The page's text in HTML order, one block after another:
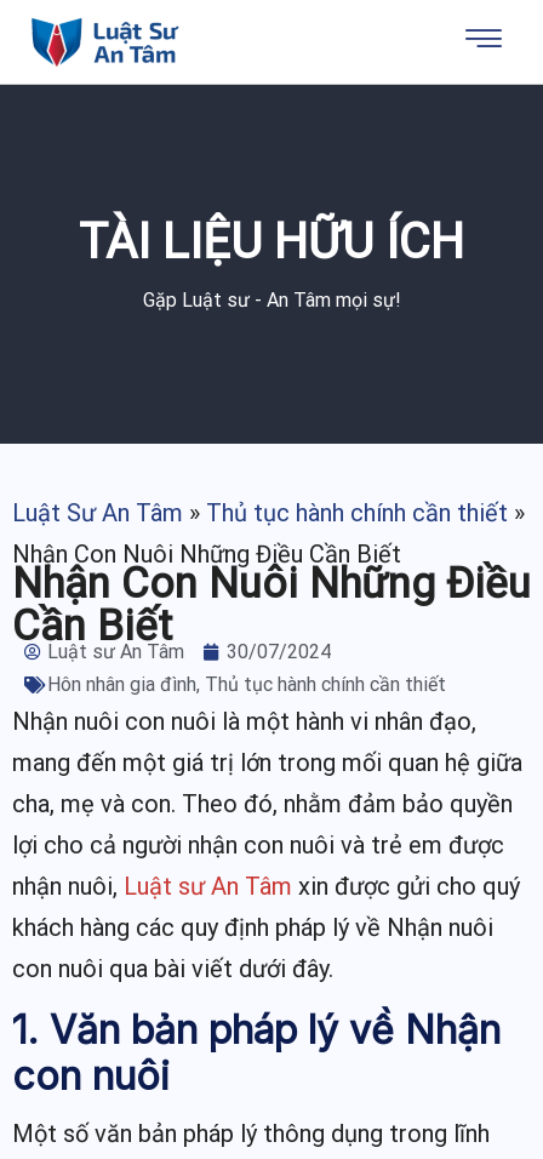
TÀI LIỆU HỮU ÍCH
Gặp Luật sư - An Tâm mọi sự!
Luật Sư An Tâm » Thủ tục hành chính cần thiết »
Nhận Con Nuôi Những Điều Cần Biết
Nhận Con Nuôi Những Điều
Cần Biết
Luật sư An Tâm
30/07/2024
Hôn nhân gia đình, Thủ tục hành chính cần thiết
Nhận nuôi con nuôi là một hành vi nhân đạo,
mang đến một giá trị lớn trong mối quan hệ giữa
cha, mẹ và con. Theo đó, nhằm đảm bảo quyền
lợi cho cả người nhận con nuôi và trẻ em được
nhận nuôi, Luật sư An Tâm xin được gửi cho quý
khách hàng các quy định pháp lý về Nhận nuôi
con nuôi qua bài viết dưới đây.
1. Văn bản pháp lý về Nhận
con nuôi
Một số văn bản pháp lý thông dụng trong lĩnh